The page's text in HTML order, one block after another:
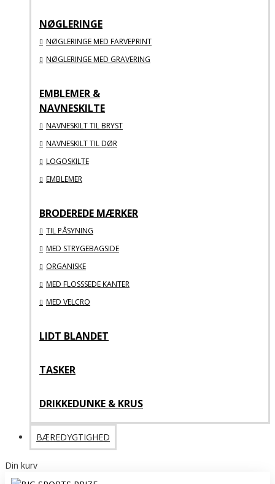
NØGLERINGE
NØGLERINGE MED FARVEPRINT
NØGLERINGE MED GRAVERING
EMBLEMER &
NAVNESKILTE
NAVNESKILT TIL BRYST
NAVNESKILT TIL DØR
LOGOSKILTE
EMBLEMER
BRODEREDE MÆRKER
TIL PÅSYNING
MED STRYGEBAGSIDE
ORGANISKE
MED FLOSSSEDE KANTER
MED VELCRO
LIDT BLANDET
TASKER
DRIKKEDUNKE & KRUS
BÆREDYGTIGHED
Din kurv